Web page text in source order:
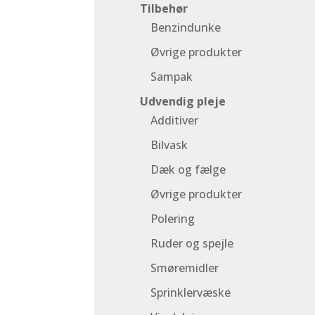
Tilbehør
Benzindunke
Øvrige produkter
Sampak
Udvendig pleje
Additiver
Bilvask
Dæk og fælge
Øvrige produkter
Polering
Ruder og spejle
Smøremidler
Sprinklervæske